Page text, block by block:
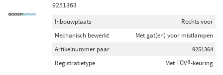
9251363
Inbouwplaats
Rechts voor
Mechanisch bewerkt
Met gat(en) voor mistlampen
Artikelnummer paar
9251364
Registratietype
Met TÜV®-keuring